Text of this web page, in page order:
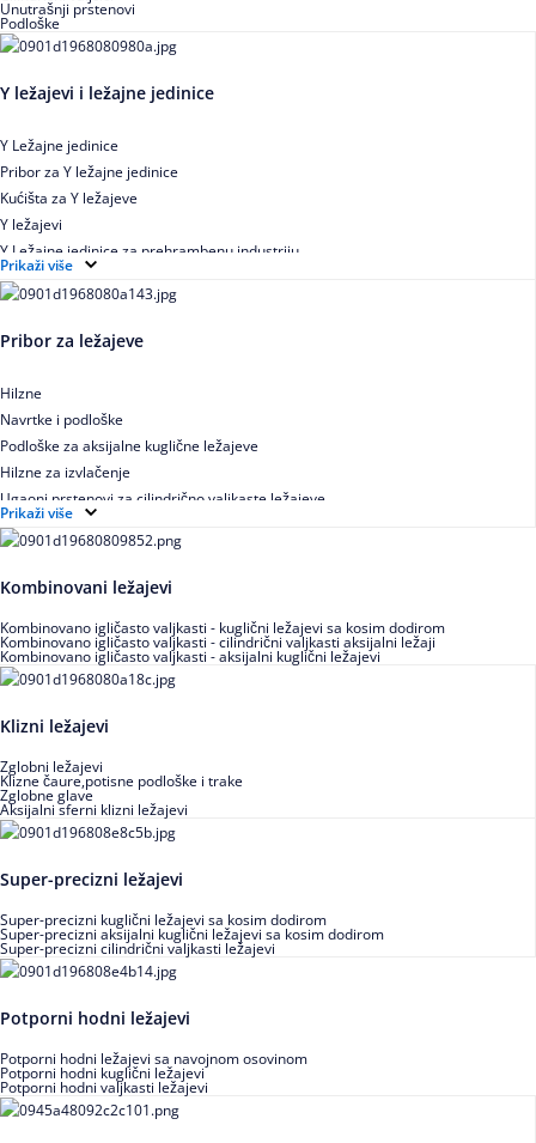
Unutrašnji prstenovi
Podloške
Y ležajevi i ležajne jedinice
Y Ležajne jedinice
Pribor za Y ležajne jedinice
Kućišta za Y ležajeve
Y ležajevi
Y Ležajne jedinice za prehrambenu industriju
Ležajne jedinice sa valjkastim ležajevima
Prikaži više
Pribor za ležajeve
Hilzne
Navrtke i podloške
Podloške za aksijalne kuglične ležajeve
Hilzne za izvlačenje
Ugaoni prstenovi za cilindrično valjkaste ležajeve
Prikaži više
Kombinovani ležajevi
Kombinovano igličasto valjkasti - kuglični ležajevi sa kosim dodirom
Kombinovano igličasto valjkasti - cilindrični valjkasti aksijalni ležaji
Kombinovano igličasto valjkasti - aksijalni kuglični ležajevi
Klizni ležajevi
Zglobni ležajevi
Klizne čaure,potisne podloške i trake
Zglobne glave
Aksijalni sferni klizni ležajevi
Super-precizni ležajevi
Super-precizni kuglični ležajevi sa kosim dodirom
Super-precizni aksijalni kuglični ležajevi sa kosim dodirom
Super-precizni cilindrični valjkasti ležajevi
Potporni hodni ležajevi
Potporni hodni ležajevi sa navojnom osovinom
Potporni hodni kuglični ležajevi
Potporni hodni valjkasti ležajevi